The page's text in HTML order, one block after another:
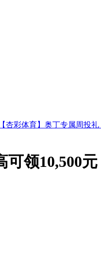
【杏彩体育】奥丁专属周投
领10,500元